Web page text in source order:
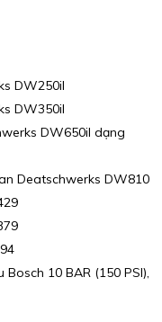
DW250il
DW350il
DW650il dạng
Deatschwerks DW810
10 BAR (150 PSI),